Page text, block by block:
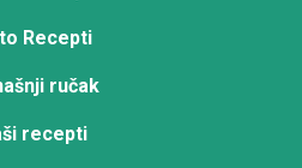
Recepti
ručak
recepti